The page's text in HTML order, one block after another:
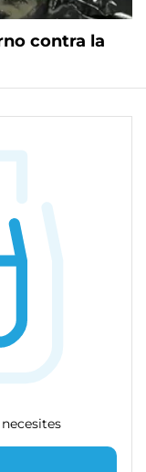
contra la